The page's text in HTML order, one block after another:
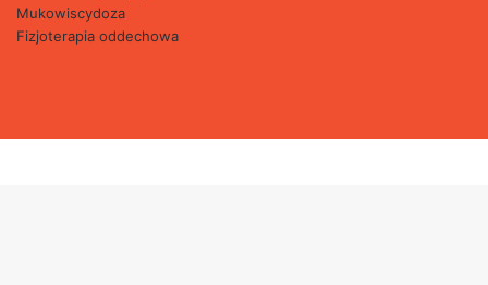
Mukowiscydoza
Fizjoterapia oddechowa